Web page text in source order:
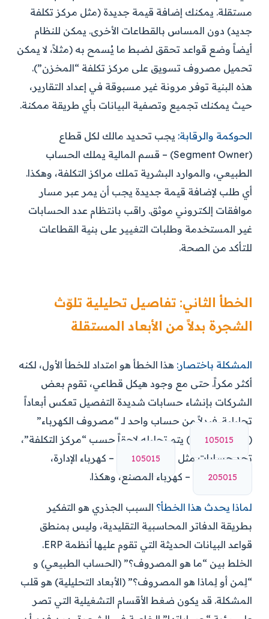
مستقلة. يمكنك إضافة قيمة جديدة (مثل مركز تكلفة
جديد) دون المساس بالقطاعات الأخرى. يمكن للنظام
أيضاً وضع قواعد تحقق لضبط ما يُسمح به (مثلاً، لا يمكن
تحميل مصروف تسويق على مركز تكلفة “المخزن”).
هذه البنية توفر مرونة غير مسبوقة في إعداد التقارير،
حيث يمكنك تجميع وتصفية البيانات بأي طريقة ممكنة.
الحوكمة والرقابة: يجب تحديد مالك لكل قطاع
(Segment Owner) – قسم المالية يملك الحساب
الطبيعي، والموارد البشرية تملك مراكز التكلفة، وهكذا.
أي طلب لإضافة قيمة جديدة يجب أن يمر عبر مسار
موافقات إلكتروني موثق. راقب بانتظام عدد الحسابات
غير المستخدمة وطلبات التغيير على بنية القطاعات
للتأكد من الصحة.
الخطأ الثاني: تفاصيل تحليلية تلوّث
الشجرة بدلاً من الأبعاد المستقلة
المشكلة باختصار: هذا الخطأ هو امتداد للخطأ الأول، لكنه
أكثر مكراً. حتى مع وجود هيكل قطاعي، تقوم بعض
الشركات بإنشاء حسابات شديدة التفصيل تعكس أبعاداً
تحليلية. فبدلاً من حساب واحد لـ “مصروف الكهرباء”
(
510501
) يتم تحليله لاحقاً حسب “مركز التكلفة”،
تجد حسابات مثل
510501 – كهرباء الإدارة،
510502 – كهرباء المصنع، وهكذا.
لماذا يحدث هذا الخطأ؟ السبب الجذري هو التفكير
بطريقة الدفاتر المحاسبية التقليدية، وليس بمنطق
قواعد البيانات الحديثة التي تقوم عليها أنظمة ERP.
الخلط بين “ما هو المصروف؟” (الحساب الطبيعي) و
“لِمن أو لِماذا هو المصروف؟” (الأبعاد التحليلية) هو قلب
المشكلة. قد يكون ضغط الأقسام التشغيلية التي تصر